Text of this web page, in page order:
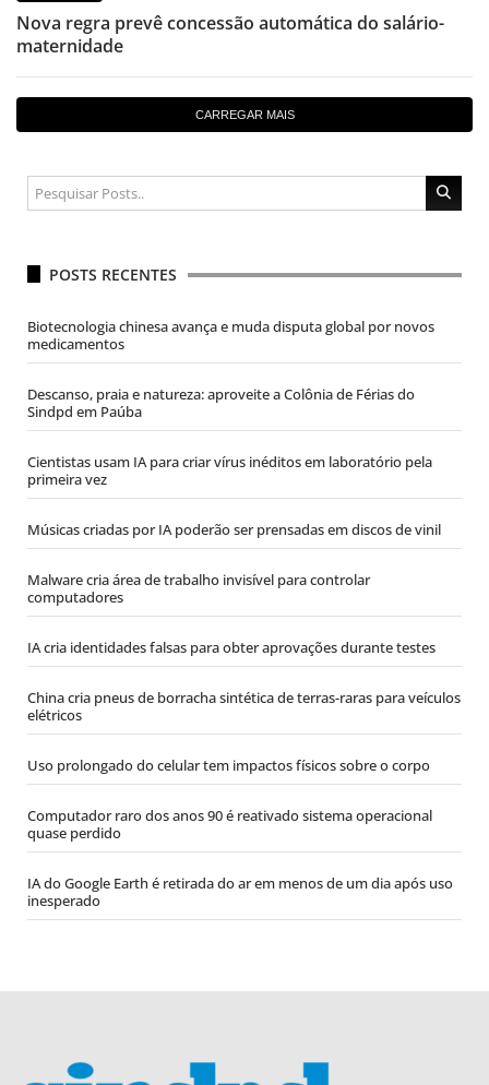
Nova regra prevê concessão automática do salário-
maternidade
CARREGAR MAIS
POSTS RECENTES
Biotecnologia chinesa avança e muda disputa global por novos
medicamentos
Descanso, praia e natureza: aproveite a Colônia de Férias do
Sindpd em Paúba
Cientistas usam IA para criar vírus inéditos em laboratório pela
primeira vez
Músicas criadas por IA poderão ser prensadas em discos de vinil
Malware cria área de trabalho invisível para controlar
computadores
IA cria identidades falsas para obter aprovações durante testes
China cria pneus de borracha sintética de terras-raras para veículos
elétricos
Uso prolongado do celular tem impactos físicos sobre o corpo
Computador raro dos anos 90 é reativado sistema operacional
quase perdido
IA do Google Earth é retirada do ar em menos de um dia após uso
inesperado